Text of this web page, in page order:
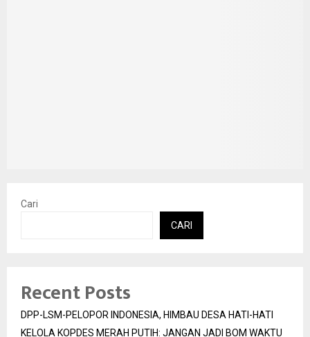
Cari
CARI
Recent Posts
DPP-LSM-PELOPOR INDONESIA, HIMBAU DESA HATI-HATI
KELOLA KOPDES MERAH PUTIH: JANGAN JADI BOM WAKTU